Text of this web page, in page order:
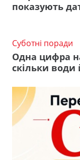
показують
Суботні поради
Одна цифра
скільки